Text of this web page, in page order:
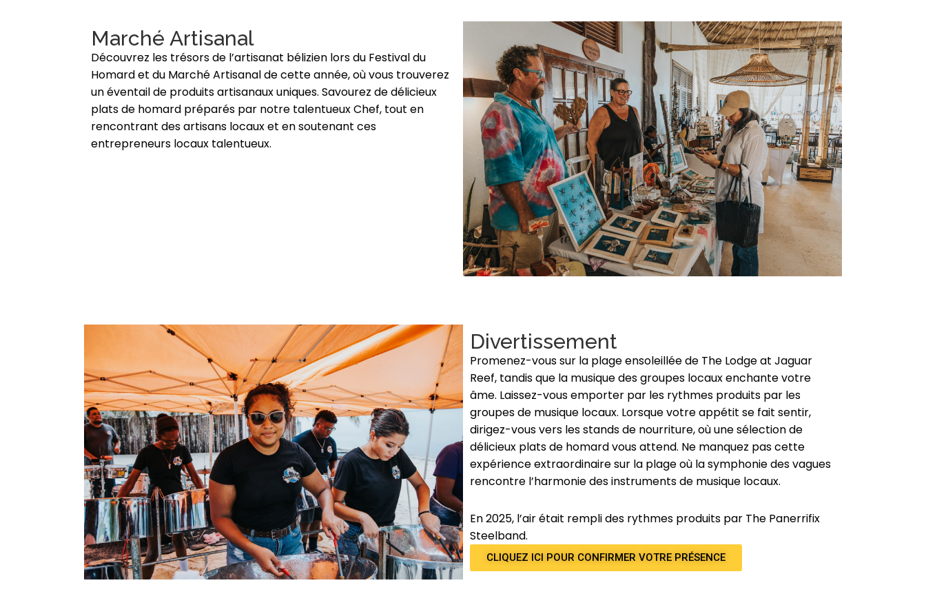
Marché Artisanal
Découvrez les trésors de l’artisanat bélizien lors du Festival du
Homard et du Marché Artisanal de cette année, où vous trouverez
un éventail de produits artisanaux uniques. Savourez de délicieux
plats de homard préparés par notre talentueux Chef, tout en
rencontrant des artisans locaux et en soutenant ces
entrepreneurs locaux talentueux.
Divertissement
Promenez-vous sur la plage ensoleillée de The Lodge at Jaguar
Reef, tandis que la musique des groupes locaux enchante votre
âme. Laissez-vous emporter par les rythmes produits par les
groupes de musique locaux. Lorsque votre appétit se fait sentir,
dirigez-vous vers les stands de nourriture, où une sélection de
délicieux plats de homard vous attend. Ne manquez pas cette
expérience extraordinaire sur la plage où la symphonie des vagues
rencontre l’harmonie des instruments de musique locaux.
En 2025, l’air était rempli des rythmes produits par The Panerrifix
Steelband.
CLIQUEZ ICI POUR CONFIRMER VOTRE PRÉSENCE